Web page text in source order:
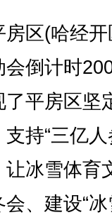
(哈经开
会倒计时
了平房区坚
持“三亿
让冰雪体育
、建设“